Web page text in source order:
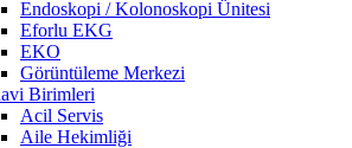
Endoskopi / Kolonoskopi Ünitesi
Eforlu EKG
EKO
Görüntüleme Merkezi
Birimleri
Acil Servis
Aile Hekimliği